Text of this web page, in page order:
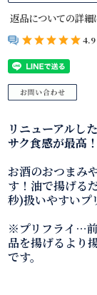
返品についての詳細
4.9
リニューアルし
サク食感が最高！
お酒のおつまみ
す！油で揚げる
秒)扱いやすいプ
※プリフライ…
品を揚げるより
です。